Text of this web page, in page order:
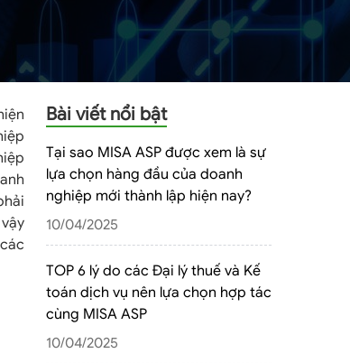
Bài viết nổi bật
Tại sao MISA ASP được xem là sự
lựa chọn hàng đầu của doanh
nghiệp mới thành lập hiện nay?
10/04/2025
TOP 6 lý do các Đại lý thuế và Kế
toán dịch vụ nên lựa chọn hợp tác
cùng MISA ASP
10/04/2025